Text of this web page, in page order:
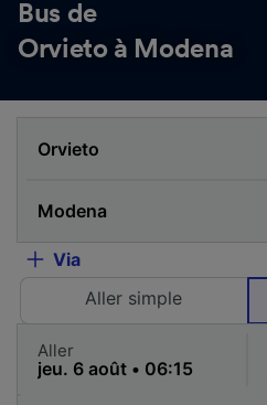
Bus de
Orvieto à Modena
Via
Aller simple
Aller